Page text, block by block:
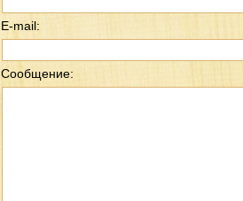
E-mail:
Сообщение: